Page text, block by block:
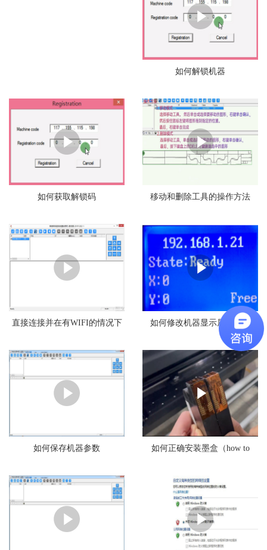
如何解锁机器
如何获取解锁码 移动和删除工具的操作方法
直接连接并在有WIFI的情况下 如何修改机器显示屏的语言
如何保存机器参数 如何正确安装墨盒（how to